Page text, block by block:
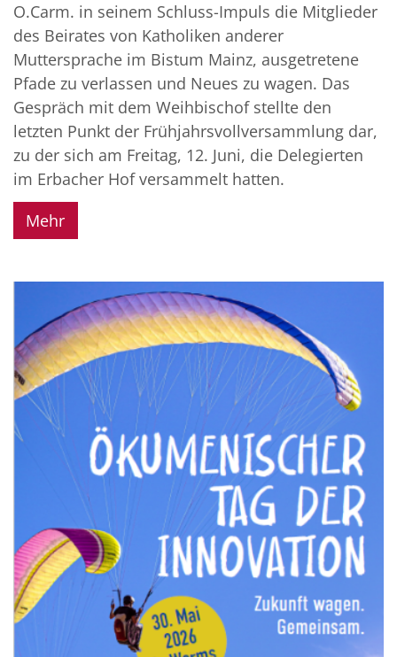
O.Carm. in seinem Schluss-Impuls die Mitglieder
des Beirates von Katholiken anderer
Muttersprache im Bistum Mainz, ausgetretene
Pfade zu verlassen und Neues zu wagen. Das
Gespräch mit dem Weihbischof stellte den
letzten Punkt der Frühjahrsvollversammlung dar,
zu der sich am Freitag, 12. Juni, die Delegierten
im Erbacher Hof versammelt hatten.
Mehr